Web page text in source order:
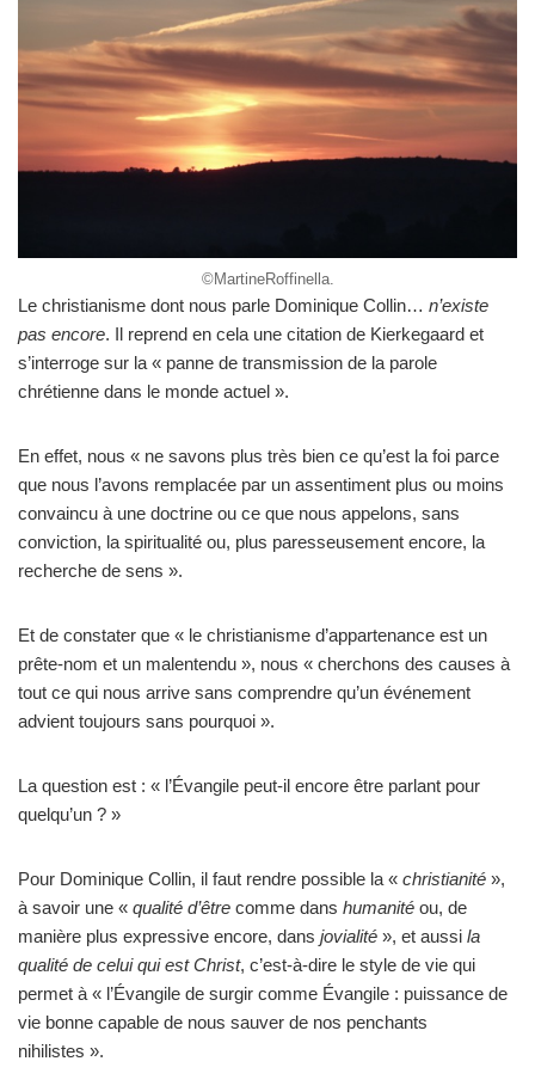
©MartineRoffinella.
Le christianisme dont nous parle Dominique Collin… n’existe
pas encore. Il reprend en cela une citation de Kierkegaard et
s’interroge sur la « panne de transmission de la parole
chrétienne dans le monde actuel ».
En effet, nous « ne savons plus très bien ce qu’est la foi parce
que nous l’avons remplacée par un assentiment plus ou moins
convaincu à une doctrine ou ce que nous appelons, sans
conviction, la spiritualité ou, plus paresseusement encore, la
recherche de sens ».
Et de constater que « le christianisme d’appartenance est un
prête-nom et un malentendu », nous « cherchons des causes à
tout ce qui nous arrive sans comprendre qu’un événement
advient toujours sans pourquoi ».
La question est : « l’Évangile peut-il encore être parlant pour
quelqu’un ? »
Pour Dominique Collin, il faut rendre possible la « christianité »,
à savoir une « qualité d’être comme dans humanité ou, de
manière plus expressive encore, dans jovialité », et aussi la
qualité de celui qui est Christ, c’est-à-dire le style de vie qui
permet à « l’Évangile de surgir comme Évangile : puissance de
vie bonne capable de nous sauver de nos penchants
nihilistes ».